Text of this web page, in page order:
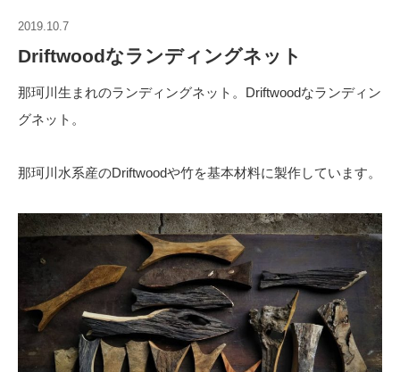
2019.10.7
Driftwoodなランディングネット
那珂川生まれのランディングネット。Driftwoodなランディン
グネット。
那珂川水系産のDriftwoodや竹を基本材料に製作しています。